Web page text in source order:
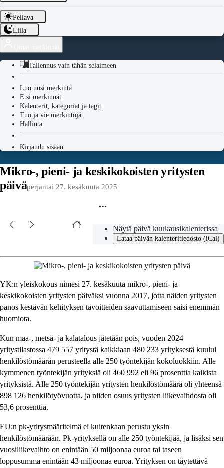
Pellava
Liila
Tallennus vain tähän selaimeen
Luo uusi merkintä
Etsi merkinnät
Kalenterit, kategoriat ja tagit
Tuo ja vie merkintöjä
Hallinta
Kirjaudu sisään
Mikro-, pieni- ja keskikokoisten yritysten
päiväperjantai 27. kesäkuuta 2025
Näytä päivä kuukausikalenterissa
Lataa päivän kalenteritiedosto (iCal)
YK:n yleiskokous nimesi 27. kesäkuuta mikro-, pieni- ja
keskikokoisten yritysten päiväksi vuonna 2017, jotta näiden yritysten
panos kestävän kehityksen tavoitteiden saavuttamiseen saisi enemmän
huomiota.
Kun maa-, metsä- ja kalatalous jätetään pois, vuoden 2024
yritystilastossa 479 557 yritystä kaikkiaan 480 233 yrityksestä kuului
henkilöstömäärän perusteella alle 250 työntekijän kokoluokkiin. Alle
kymmenen työntekijän yrityksiä oli 460 992 eli 96 prosenttia kaikista
yrityksistä. Alle 250 työntekijän yritysten henkilöstömäärä oli yhteensä
898 126 henkilötyövuotta, ja niiden osuus yritysten liikevaihdosta oli
53,6 prosenttia.
EU:n pk-yritysmääritelmä ei kuitenkaan perustu yksin
henkilöstömäärään. Pk-yrityksellä on alle 250 työntekijää, ja lisäksi sen
vuosiliikevaihto on enintään 50 miljoonaa euroa tai taseen
loppusumma enintään 43 miljoonaa euroa. Yrityksen on täytettävä